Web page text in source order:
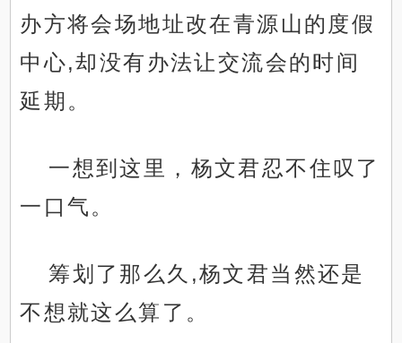
办方将会场地址改在青源山的度假
中心,却没有办法让交流会的时间
延期。
一想到这里，杨文君忍不住叹了
一口气。
筹划了那么久,杨文君当然还是
不想就这么算了。